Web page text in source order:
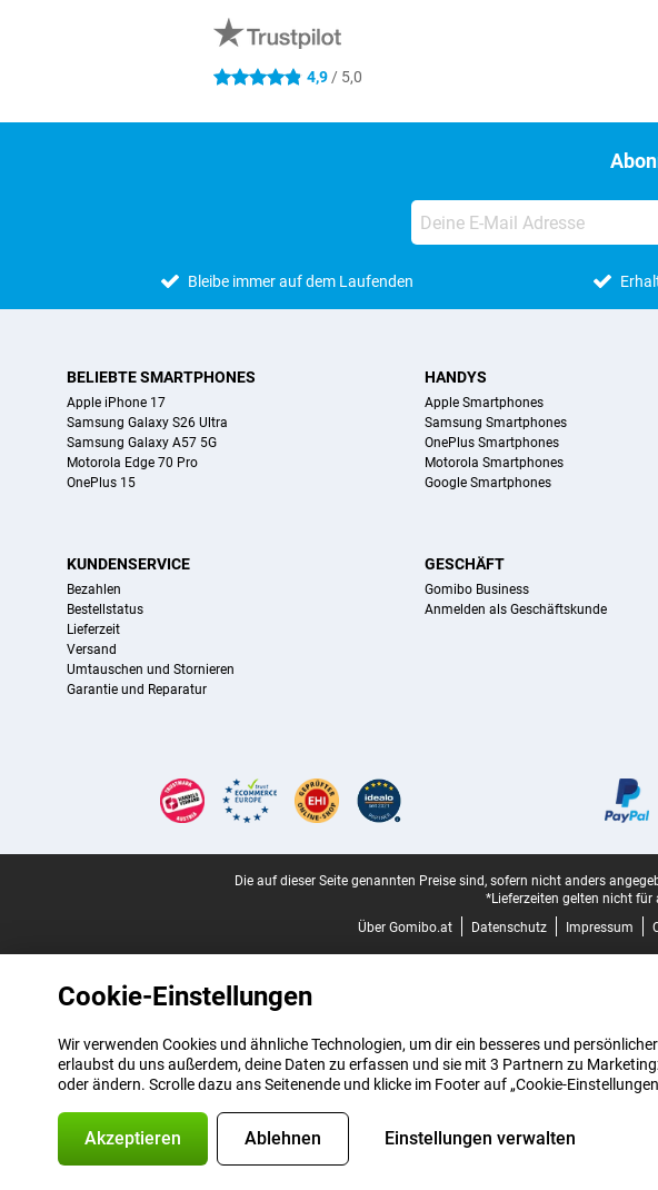
4.9 Sterne 4,9/ 5,0
Bleibe immer auf dem Laufenden
BELIEBTE SMARTPHONES
Apple iPhone 17
Samsung Galaxy S26 Ultra
Samsung Galaxy A57 5G
Motorola Edge 70 Pro
OnePlus 15
HANDYS
Apple Smartphones
Samsung Smartphones
OnePlus Smartphones
Motorola Smartphones
Google Smartphones
KUNDENSERVICE
Bezahlen
Bestellstatus
Lieferzeit
Versand
Umtauschen und Stornieren
Garantie und Reparatur
GESCHÄFT
Gomibo Business
Anmelden als Geschäftskunde
Die auf dieser Seite genannten Preise sind, sofern nicht anders
*Lieferzeiten gelten nicht
Über Gomibo.at
Datenschutz Impressum
Cookie-Einstellungen
Wir verwenden Cookies und ähnliche Technologien, um dir ein besseres und
erlaubst du uns außerdem, deine Daten zu erfassen und sie mit 3 Partnern zu
oder ändern. Scrolle dazu ans Seitenende und klicke im Footer auf „Cookie-
Akzeptieren Ablehnen Einstellungen verwalten